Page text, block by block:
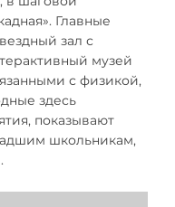
Главные
зал с
музей
с физикой,
здесь
показывают
школьникам,